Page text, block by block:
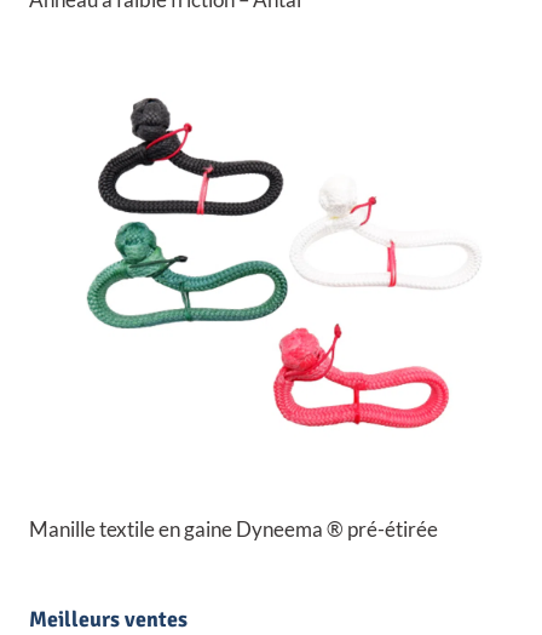
Manille textile en gaine Dyneema ® pré-étirée
Meilleurs ventes